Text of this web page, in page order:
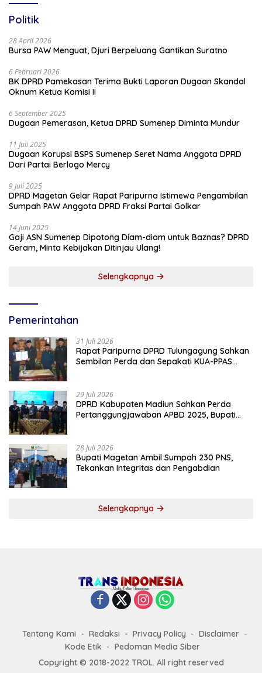
Politik
28 April 2026
Bursa PAW Menguat, Djuri Berpeluang Gantikan Suratno
6 Februari 2026
BK DPRD Pamekasan Terima Bukti Laporan Dugaan Skandal
Oknum Ketua Komisi II
6 September 2025
Dugaan Pemerasan, Ketua DPRD Sumenep Diminta Mundur
11 Juli 2025
Dugaan Korupsi BSPS Sumenep Seret Nama Anggota DPRD
Dari Partai Berlogo Mercy
9 Juli 2025
DPRD Magetan Gelar Rapat Paripurna Istimewa Pengambilan
Sumpah PAW Anggota DPRD Fraksi Partai Golkar
14 Juni 2025
Gaji ASN Sumenep Dipotong Diam-diam untuk Baznas? DPRD
Geram, Minta Kebijakan Ditinjau Ulang!
Selengkapnya
Pemerintahan
31 Juli 2026
Rapat Paripurna DPRD Tulungagung Sahkan
Sembilan Perda dan Sepakati KUA-PPAS
29 Juli 2026
DPRD Kabupaten Madiun Sahkan Perda
Pertanggungjawaban APBD 2025, Bupati
28 Juli 2026
Bupati Magetan Ambil Sumpah 230 PNS,
Tekankan Integritas dan Pengabdian
Selengkapnya
Tentang Kami Redaksi Privacy Policy
Disclaimer
Kode Etik
Pedoman Media Siber
Copyright © 2018-2022 TROL. All right reserved